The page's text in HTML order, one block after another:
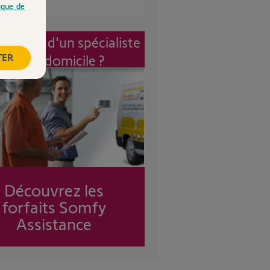
d'un spécialiste
à mon domicile ?
Découvrez les
forfaits Somfy
Assistance
de